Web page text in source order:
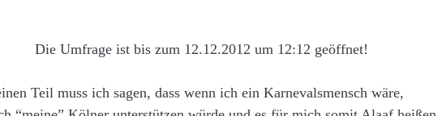
Die Umfrage ist bis zum 12.12.2012 um 12:12 geöffnet!
Teil muss ich sagen, dass wenn ich ein Karnevalsmensch wäre,